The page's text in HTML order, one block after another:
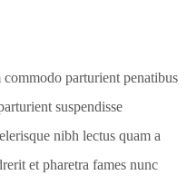
parturient penatibus
suspendisse
nibh lectus quam a
et pharetra fames nunc